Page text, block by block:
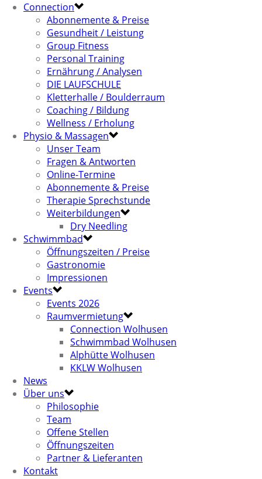
Connection
Abonnemente & Preise
Gesundheit / Leistung
Group Fitness
Personal Training
Ernährung / Analysen
DIE LAUFSCHULE
Kletterhalle / Boulderraum
Coaching / Bildung
Wellness / Erholung
Physio & Massagen
Unser Team
Fragen & Antworten
Online-Termine
Abonnemente & Preise
Therapie Sprechstunde
Weiterbildungen
Dry Needling
Schwimmbad
Öffnungszeiten / Preise
Gastronomie
Impressionen
Events
Events 2026
Raumvermietung
Connection Wolhusen
Schwimmbad Wolhusen
Alphütte Wolhusen
KKLW Wolhusen
News
Über uns
Philosophie
Team
Offene Stellen
Öffnungszeiten
Partner & Lieferanten
Kontakt